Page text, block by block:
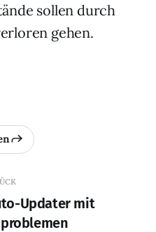
sollen durch
gehen.
Updater mit